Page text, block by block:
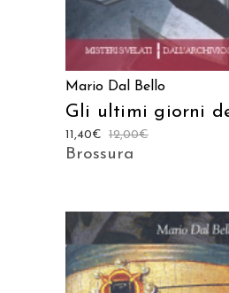
Mario Dal Bello
Gli ultimi giorni
12,00€
11,40€
Brossura